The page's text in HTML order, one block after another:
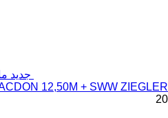
12,50M + SWW ZIEGLER
20